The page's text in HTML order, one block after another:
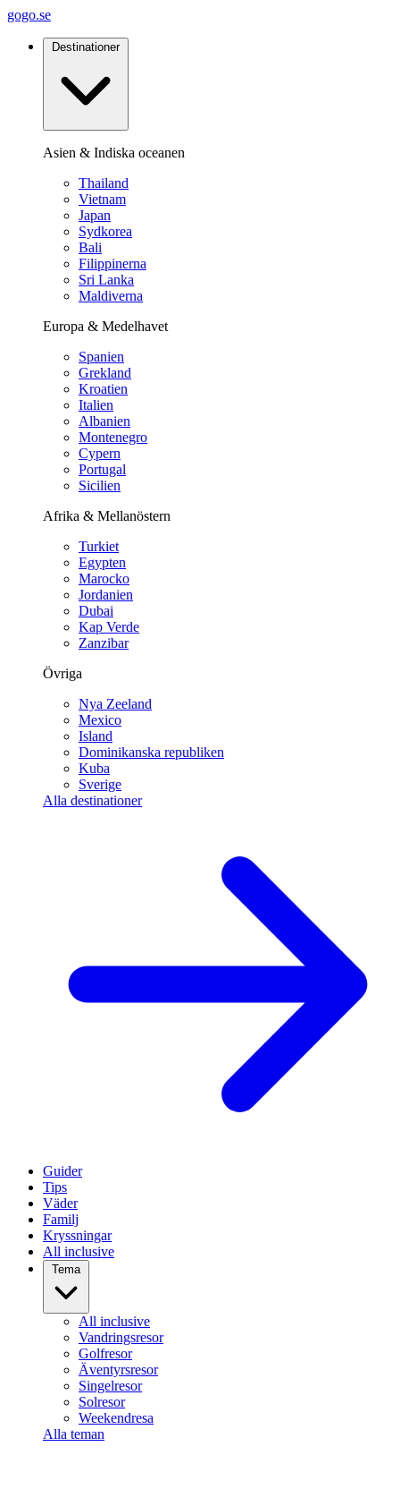
gogo.se
Destinationer
Asien & Indiska oceanen
Thailand
Vietnam
Japan
Sydkorea
Bali
Filippinerna
Sri Lanka
Maldiverna
Europa & Medelhavet
Spanien
Grekland
Kroatien
Italien
Albanien
Montenegro
Cypern
Portugal
Sicilien
Afrika & Mellanöstern
Turkiet
Egypten
Marocko
Jordanien
Dubai
Kap Verde
Zanzibar
Övriga
Nya Zeeland
Mexico
Island
Dominikanska republiken
Kuba
Sverige
Alla destinationer
Guider
Tips
Väder
Familj
Kryssningar
All inclusive
Tema
All inclusive
Vandringsresor
Golfresor
Äventyrsresor
Singelresor
Solresor
Weekendresa
Alla teman